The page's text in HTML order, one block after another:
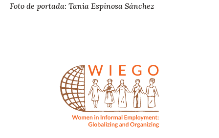
Foto de portada: Tania Espinosa Sánchez